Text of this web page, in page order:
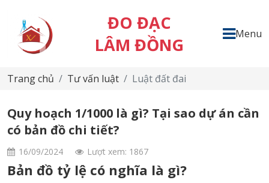
ĐO ĐẠC
LÂM ĐỒNG
Menu
Trang chủ Tư vấn luật Luật đất đai
Quy hoạch 1/1000 là gì? Tại sao dự án cần
có bản đồ chi tiết?
16/09/2024 Lượt xem: 1867
Bản đồ tỷ lệ có nghĩa là gì?